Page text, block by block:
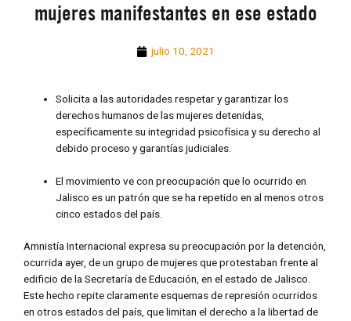
mujeres manifestantes en ese estado
julio 10, 2021
Solicita a las autoridades respetar y garantizar los
derechos humanos de las mujeres detenidas,
específicamente su integridad psicofísica y su derecho al
debido proceso y garantías judiciales.
El movimiento ve con preocupación que lo ocurrido en
Jalisco es un patrón que se ha repetido en al menos otros
cinco estados del país.
Amnistía Internacional expresa su preocupación por la detención,
ocurrida ayer, de un grupo de mujeres que protestaban frente al
edificio de la Secretaría de Educación, en el estado de Jalisco.
Este hecho repite claramente esquemas de represión ocurridos
en otros estados del país, que limitan el derecho a la libertad de